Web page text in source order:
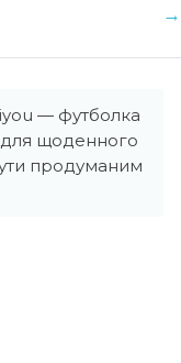
— футболка
для щоденного
продуманим